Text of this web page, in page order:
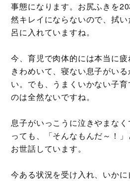
事態になります。お尻ふきを
然キレイにならないので、拭
呂に入れていますね。
今、育児で肉体的には本当に
きわめいて、寝ない息子がい
い。でも、うまくいかない子
のは全然ないですね。
息子がいっこうに泣きやまな
っても、「そんなもんだ～！
お世話しています。
今ある状況を受け入れ、いか